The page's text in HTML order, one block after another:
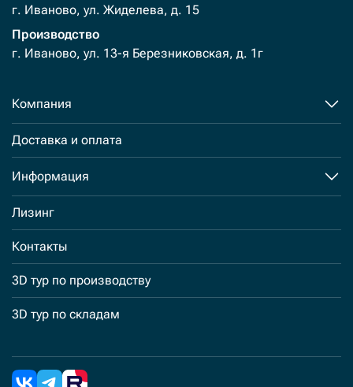
г. Иваново, ул. Жиделева, д. 15
Производство
г. Иваново, ул. 13-я Березниковская, д. 1г
Компания
Доставка и оплата
Информация
Лизинг
Контакты
3D тур по производству
3D тур по складам